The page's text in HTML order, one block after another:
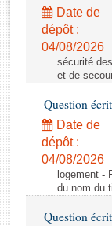
Rapports
Rapports sur
Baromètre de
Dossiers
Budget et
Questions
Comptes
Date de
dépôt :
04/08/2026
sécurité
et de
Question
Date de
dépôt :
04/08/2026
logement -
du nom du
Question